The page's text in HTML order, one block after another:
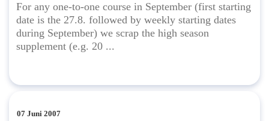
For any one-to-one course in September (first starting
date is the 27.8. followed by weekly starting dates
during September) we scrap the high season
supplement (e.g. 20 ...
07 Juni 2007